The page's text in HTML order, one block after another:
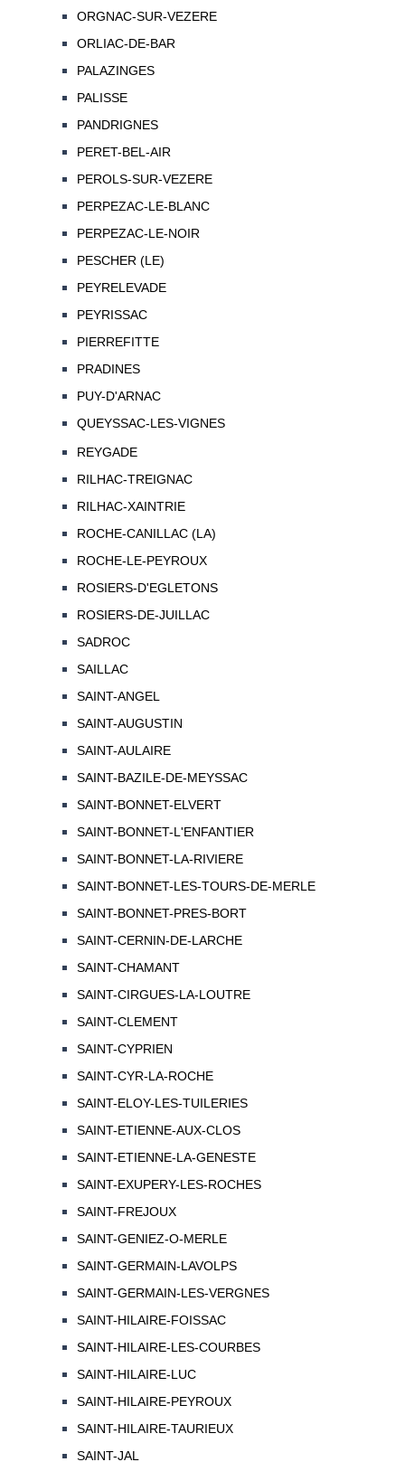
ORGNAC-SUR-VEZERE
ORLIAC-DE-BAR
PALAZINGES
PALISSE
PANDRIGNES
PERET-BEL-AIR
PEROLS-SUR-VEZERE
PERPEZAC-LE-BLANC
PERPEZAC-LE-NOIR
PESCHER (LE)
PEYRELEVADE
PEYRISSAC
PIERREFITTE
PRADINES
PUY-D'ARNAC
QUEYSSAC-LES-VIGNES
REYGADE
RILHAC-TREIGNAC
RILHAC-XAINTRIE
ROCHE-CANILLAC (LA)
ROCHE-LE-PEYROUX
ROSIERS-D'EGLETONS
ROSIERS-DE-JUILLAC
SADROC
SAILLAC
SAINT-ANGEL
SAINT-AUGUSTIN
SAINT-AULAIRE
SAINT-BAZILE-DE-MEYSSAC
SAINT-BONNET-ELVERT
SAINT-BONNET-L'ENFANTIER
SAINT-BONNET-LA-RIVIERE
SAINT-BONNET-LES-TOURS-DE-MERLE
SAINT-BONNET-PRES-BORT
SAINT-CERNIN-DE-LARCHE
SAINT-CHAMANT
SAINT-CIRGUES-LA-LOUTRE
SAINT-CLEMENT
SAINT-CYPRIEN
SAINT-CYR-LA-ROCHE
SAINT-ELOY-LES-TUILERIES
SAINT-ETIENNE-AUX-CLOS
SAINT-ETIENNE-LA-GENESTE
SAINT-EXUPERY-LES-ROCHES
SAINT-FREJOUX
SAINT-GENIEZ-O-MERLE
SAINT-GERMAIN-LAVOLPS
SAINT-GERMAIN-LES-VERGNES
SAINT-HILAIRE-FOISSAC
SAINT-HILAIRE-LES-COURBES
SAINT-HILAIRE-LUC
SAINT-HILAIRE-PEYROUX
SAINT-HILAIRE-TAURIEUX
SAINT-JAL